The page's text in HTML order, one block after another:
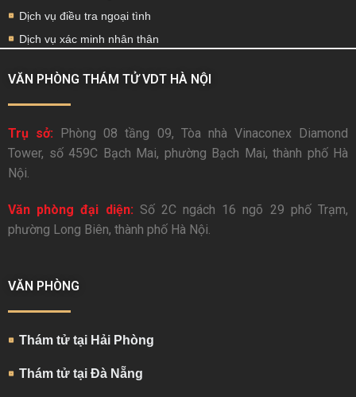
Dịch vụ điều tra ngoại tình
Dịch vụ xác minh nhân thân
VĂN PHÒNG THÁM TỬ VDT HÀ NỘI
Trụ sở: Phòng 08 tầng 09, Tòa nhà Vinaconex Diamond
Tower, số 459C Bạch Mai, phường Bạch Mai, thành phố Hà
Nội.
Văn phòng đại diện: Số 2C ngách 16 ngõ 29 phố Trạm,
phường Long Biên, thành phố Hà Nội.
VĂN PHÒNG
Thám tử tại Hải Phòng
Thám tử tại Đà Nẵng